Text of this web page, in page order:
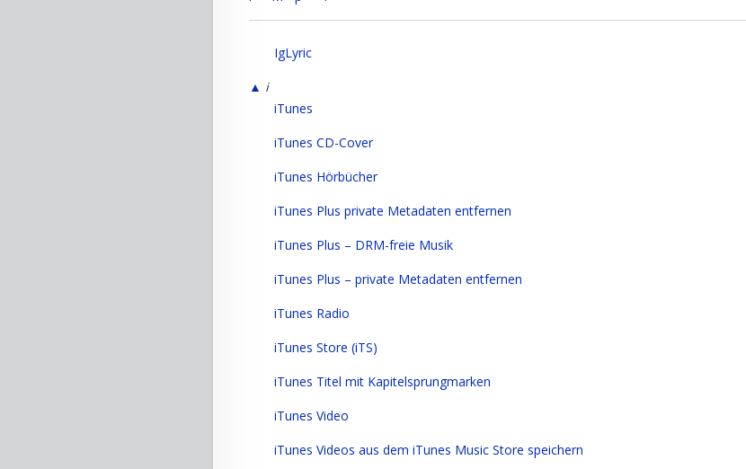
IgLyric
▲ i
iTunes
iTunes CD-Cover
iTunes Hörbücher
iTunes Plus private Metadaten entfernen
iTunes Plus – DRM-freie Musik
iTunes Plus – private Metadaten entfernen
iTunes Radio
iTunes Store (iTS)
iTunes Titel mit Kapitelsprungmarken
iTunes Video
iTunes Videos aus dem iTunes Music Store speichern